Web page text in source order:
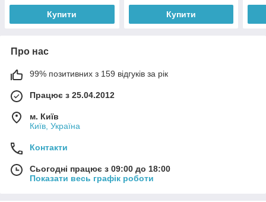
Купити Купити
Про нас
99% позитивних з 159 відгуків за рік
Працює з 25.04.2012
м. Київ
Київ, Україна
Контакти
Сьогодні працює з 09:00 до 18:00
Показати весь графік роботи